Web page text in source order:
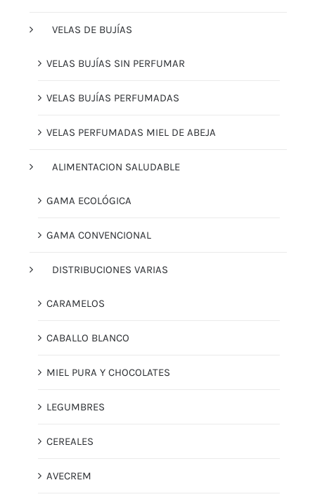
VELAS DE BUJÍAS
VELAS BUJÍAS SIN PERFUMAR
VELAS BUJÍAS PERFUMADAS
VELAS PERFUMADAS MIEL DE ABEJA
ALIMENTACION SALUDABLE
GAMA ECOLÓGICA
GAMA CONVENCIONAL
DISTRIBUCIONES VARIAS
CARAMELOS
CABALLO BLANCO
MIEL PURA Y CHOCOLATES
LEGUMBRES
CEREALES
AVECREM